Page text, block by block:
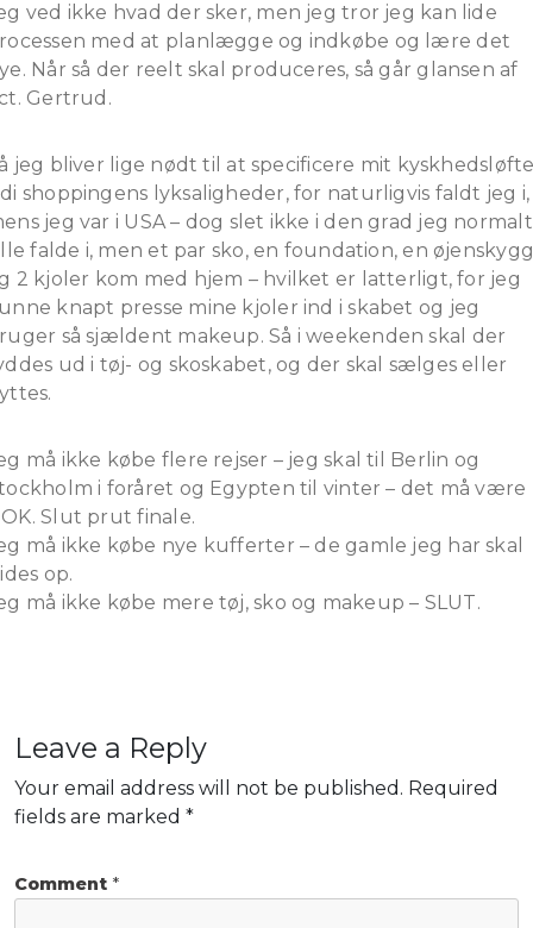
ved ikke hvad der sker, men jeg tror jeg kan lide
med at planlægge og indkøbe og lære det
Når så der reelt skal produceres, så går glansen af
Gertrud.
jeg bliver lige nødt til at specificere mit
shoppingens lyksaligheder, for naturligvis faldt jeg i,
jeg var i USA – dog slet ikke i den grad jeg normalt
falde i, men et par sko, en foundation, en
2 kjoler kom med hjem – hvilket er latterligt, for jeg
knapt presse mine kjoler ind i skabet og jeg
så sjældent makeup. Så i weekenden skal der
ud i tøj- og skoskabet, og der skal sælges eller
må ikke købe flere rejser – jeg skal til Berlin og
i foråret og Egypten til vinter – det må være
Slut prut finale.
må ikke købe nye kufferter – de gamle jeg har skal
op.
må ikke købe mere tøj, sko og makeup – SLUT.
Leave a Reply
Your email address will not be published. Required
fields are marked *
Comment *